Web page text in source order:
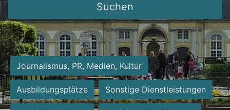
Suchen
Journalismus, PR, Medien, Kultur
Ausbildungsplätze Sonstige Dienstleistungen